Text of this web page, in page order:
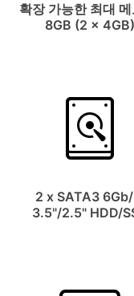
확장 가능한 최대
8GB (2 x 4GB)
2 x SATA3
3.5"/2.5" HDD/